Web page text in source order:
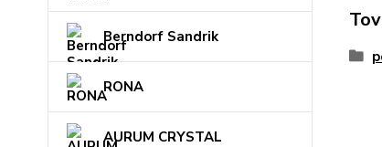
Berndorf Sandrik
RONA
AURUM CRYSTAL